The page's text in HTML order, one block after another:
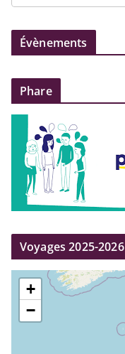
Évènements
Phare
Voyages 2025-2026